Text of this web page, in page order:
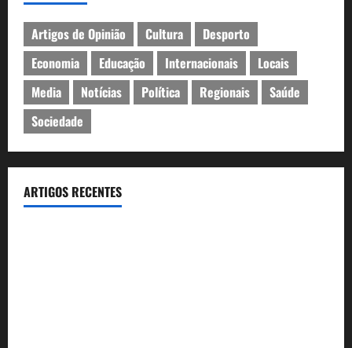
Artigos de Opinião Cultura
Desporto
Economia
Educação Internacionais
Locais
Media
Notícias Política Regionais
Saúde
Sociedade
ARTIGOS RECENTES